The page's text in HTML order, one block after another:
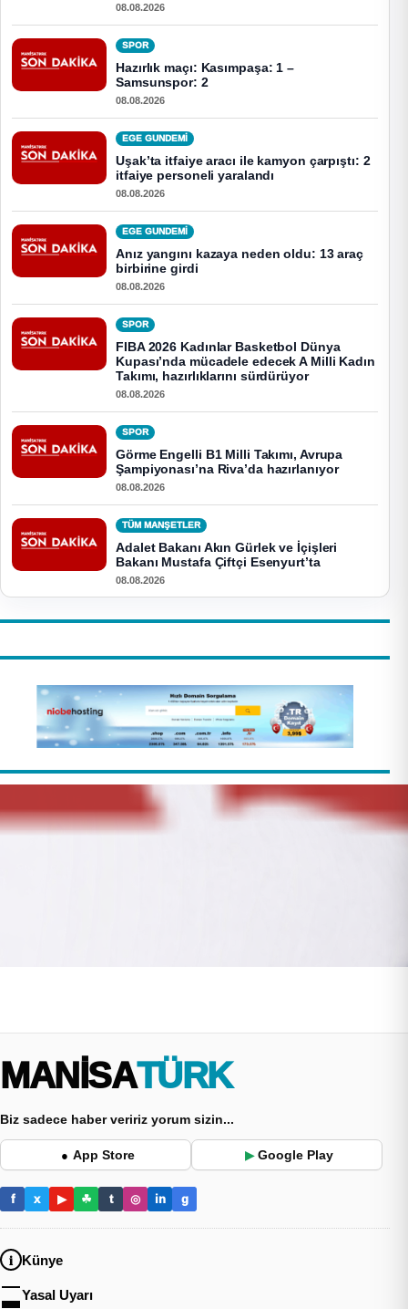
08.08.2026
SPOR
Hazırlık maçı: Kasımpaşa: 1 –
Samsunspor: 2
08.08.2026
EGE GUNDEMİ
Uşak’ta itfaiye aracı ile kamyon çarpıştı: 2
itfaiye personeli yaralandı
08.08.2026
EGE GUNDEMİ
Anız yangını kazaya neden oldu: 13 araç
birbirine girdi
08.08.2026
SPOR
FIBA 2026 Kadınlar Basketbol Dünya
Kupası’nda mücadele edecek A Milli Kadın
Takımı, hazırlıklarını sürdürüyor
08.08.2026
SPOR
Görme Engelli B1 Milli Takımı, Avrupa
Şampiyonası’na Riva’da hazırlanıyor
08.08.2026
TÜM MANŞETLER
Adalet Bakanı Akın Gürlek ve İçişleri
Bakanı Mustafa Çiftçi Esenyurt’ta
08.08.2026
MANİSA TÜRK
Biz sadece haber veririz yorum sizin...
● App Store ▶ Google Play
f x ▶ ☘ t ◎ in g
Künye
Yasal Uyarı